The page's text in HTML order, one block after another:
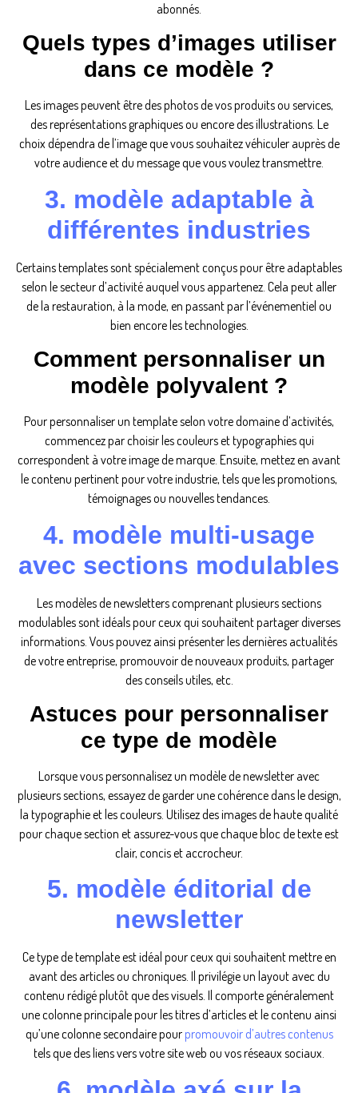
abonnés.
Quels types d’images utiliser
dans ce modèle ?
Les images peuvent être des photos de vos produits ou services,
des représentations graphiques ou encore des illustrations. Le
choix dépendra de l’image que vous souhaitez véhiculer auprès de
votre audience et du message que vous voulez transmettre.
3. modèle adaptable à
différentes industries
Certains templates sont spécialement conçus pour être adaptables
selon le secteur d’activité auquel vous appartenez. Cela peut aller
de la restauration, à la mode, en passant par l’événementiel ou
bien encore les technologies.
Comment personnaliser un
modèle polyvalent ?
Pour personnaliser un template selon votre domaine d’activités,
commencez par choisir les couleurs et typographies qui
correspondent à votre image de marque. Ensuite, mettez en avant
le contenu pertinent pour votre industrie, tels que les promotions,
témoignages ou nouvelles tendances.
4. modèle multi-usage
avec sections modulables
Les modèles de newsletters comprenant plusieurs sections
modulables sont idéals pour ceux qui souhaitent partager diverses
informations. Vous pouvez ainsi présenter les dernières actualités
de votre entreprise, promouvoir de nouveaux produits, partager
des conseils utiles, etc.
Astuces pour personnaliser
ce type de modèle
Lorsque vous personnalisez un modèle de newsletter avec
plusieurs sections, essayez de garder une cohérence dans le design,
la typographie et les couleurs. Utilisez des images de haute qualité
pour chaque section et assurez-vous que chaque bloc de texte est
clair, concis et accrocheur.
5. modèle éditorial de
newsletter
Ce type de template est idéal pour ceux qui souhaitent mettre en
avant des articles ou chroniques. Il privilégie un layout avec du
contenu rédigé plutôt que des visuels. Il comporte généralement
une colonne principale pour les titres d’articles et le contenu ainsi
qu’une colonne secondaire pour promouvoir d’autres contenus
tels que des liens vers votre site web ou vos réseaux sociaux.